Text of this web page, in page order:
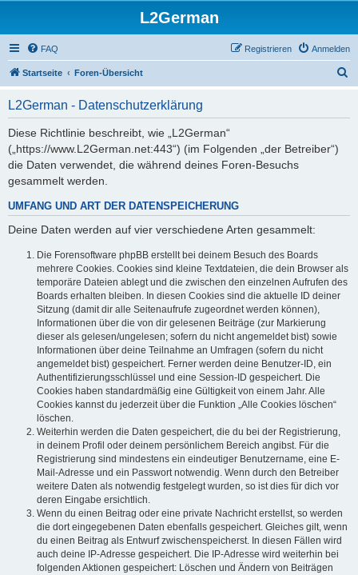
L2German
FAQ Anmelden
Registrieren
Startseite Foren-Übersicht
L2German - Datenschutzerklärung
Diese Richtlinie beschreibt, wie „L2German“
(„https://www.L2German.net:443“) (im Folgenden „der Betreiber“)
die Daten verwendet, die während deines Foren-Besuchs
gesammelt werden.
UMFANG UND ART DER DATENSPEICHERUNG
Deine Daten werden auf vier verschiedene Arten gesammelt:
Die Forensoftware phpBB erstellt bei deinem Besuch des Boards
mehrere Cookies. Cookies sind kleine Textdateien, die dein Browser als
temporäre Dateien ablegt und die zwischen den einzelnen Aufrufen des
Boards erhalten bleiben. In diesen Cookies sind die aktuelle ID deiner
Sitzung (damit dir alle Seitenaufrufe zugeordnet werden können),
Informationen über die von dir gelesenen Beiträge (zur Markierung
dieser als gelesen/ungelesen; sofern du nicht angemeldet bist) sowie
Informationen über deine Teilnahme an Umfragen (sofern du nicht
angemeldet bist) gespeichert. Ferner werden deine Benutzer-ID, ein
Authentifizierungsschlüssel und eine Session-ID gespeichert. Die
Cookies haben standardmäßig eine Gültigkeit von einem Jahr. Alle
Cookies kannst du jederzeit über die Funktion „Alle Cookies löschen“
löschen.
Weiterhin werden die Daten gespeichert, die du bei der Registrierung,
in deinem Profil oder deinem persönlichem Bereich angibst. Für die
Registrierung sind mindestens ein eindeutiger Benutzername, eine E-
Mail-Adresse und ein Passwort notwendig. Wenn durch den Betreiber
weitere Daten als notwendig festgelegt wurden, so ist dies für dich vor
deren Eingabe ersichtlich.
Wenn du einen Beitrag oder eine private Nachricht erstellst, so werden
die dort eingegebenen Daten ebenfalls gespeichert. Gleiches gilt, wenn
du einen Beitrag als Entwurf zwischenspeicherst. In diesen Fällen wird
auch deine IP-Adresse gespeichert. Die IP-Adresse wird weiterhin bei
folgenden Aktionen gespeichert: Löschen und Ändern von Beiträgen